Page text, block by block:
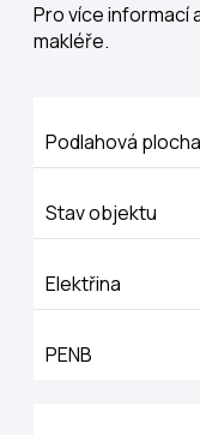
Pro více informací
makléře.
Podlahová plocha
Stav objektu
Elektřina
PENB